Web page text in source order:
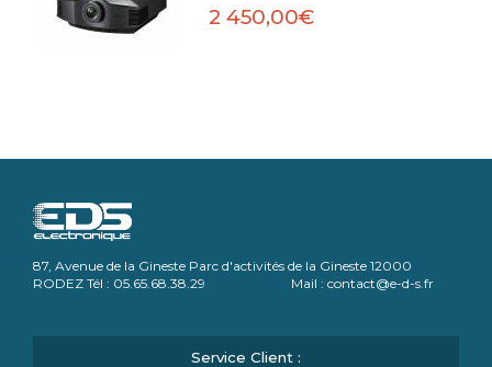
2 450,00€
87, Avenue de la Gineste Parc d'activités de la Gineste 12000
RODEZ Tél : 05.65.68.38.29 Mail : contact@e-d-s.fr